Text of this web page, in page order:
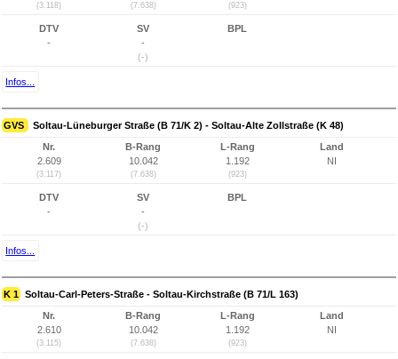
(3.118) (7.638) (923)
DTV
-
SV
-
(-)
BPL
Infos...
GVS Soltau-Lüneburger Straße (B 71/K 2) - Soltau-Alte Zollstraße (K 48)
Nr.
2.609
(3.117)
B-Rang
10.042
(7.638)
L-Rang
1.192
(923)
Land
NI
DTV
-
SV
-
(-)
BPL
Infos...
K 1 Soltau-Carl-Peters-Straße - Soltau-Kirchstraße (B 71/L 163)
Nr.
2.610
(3.115)
B-Rang
10.042
(7.638)
L-Rang
1.192
(923)
Land
NI